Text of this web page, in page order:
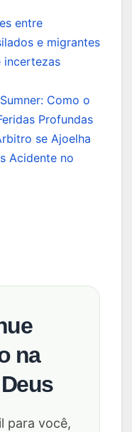
entre
e migrantes
incertezas
Como o
Profundas
se Ajoelha
Acidente no
na
para você,